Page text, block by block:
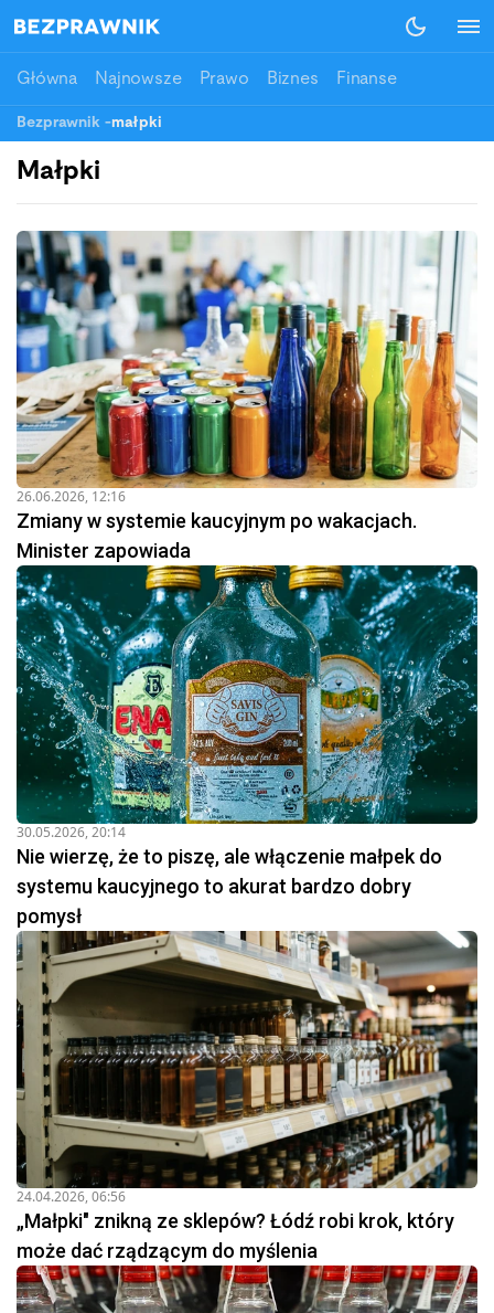
Główna Najnowsze Prawo Biznes Finanse
Bezprawnik -małpki
Małpki
26.06.2026, 12:16
Zmiany w systemie kaucyjnym po wakacjach.
Minister zapowiada
30.05.2026, 20:14
Nie wierzę, że to piszę, ale włączenie małpek do
systemu kaucyjnego to akurat bardzo dobry
pomysł
24.04.2026, 06:56
„Małpki" znikną ze sklepów? Łódź robi krok, który
może dać rządzącym do myślenia